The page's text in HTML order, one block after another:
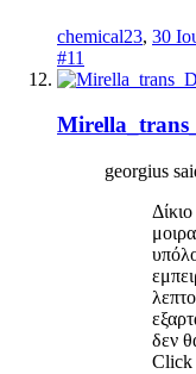
chemical23, 30
#11
georgius
δεν
Click